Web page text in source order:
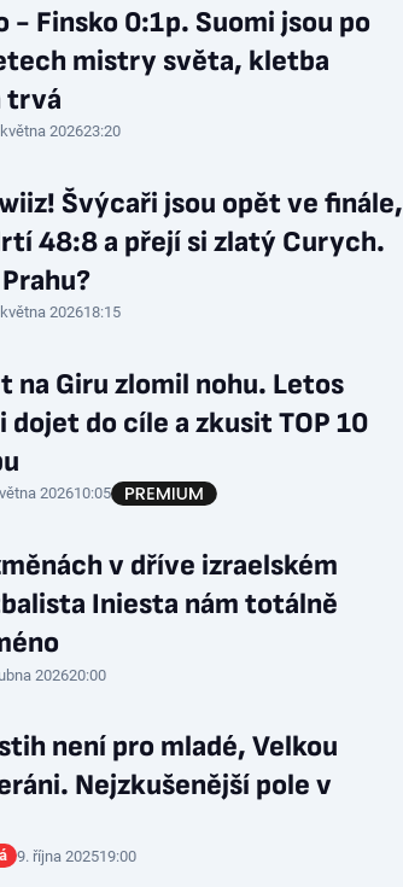
- Finsko 0:1p. Suomi jsou po
mistry světa, kletba
trvá
202623:20
Švýcaři jsou opět ve finále,
48:8 a přejí si zlatý Curych.
202618:15
na Giru zlomil nohu. Letos
dojet do cíle a zkusit TOP 10
202610:05
v dříve izraelském
Iniesta nám totálně
202620:00
není pro mladé, Velkou
Nejzkušenější pole v
9. října 202519:00